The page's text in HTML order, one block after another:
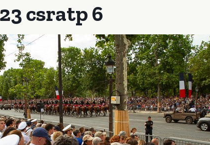
csratp 6